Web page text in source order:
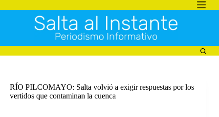
al
RÍO PILCOMAYO: Salta volvió a exigir respuestas por los
vertidos que contaminan la cuenca